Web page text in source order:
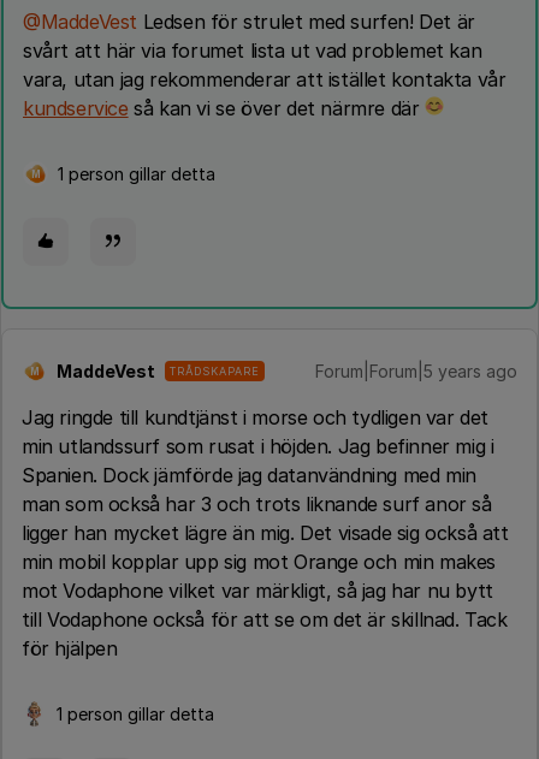
@MaddeVest Ledsen för strulet med surfen! Det är
svårt att här via forumet lista ut vad problemet kan
vara, utan jag rekommenderar att istället kontakta vår
kundservice så kan vi se över det närmre där
M 1 person gillar detta
M MaddeVest TRÅDSKAPARE Forum|Forum|5 years ago
Jag ringde till kundtjänst i morse och tydligen var det
min utlandssurf som rusat i höjden. Jag befinner mig i
Spanien. Dock jämförde jag datanvändning med min
man som också har 3 och trots liknande surf anor så
ligger han mycket lägre än mig. Det visade sig också att
min mobil kopplar upp sig mot Orange och min makes
mot Vodaphone vilket var märkligt, så jag har nu bytt
till Vodaphone också för attse om det är skillnad. Tack
för hjälpen
1 person gillar detta